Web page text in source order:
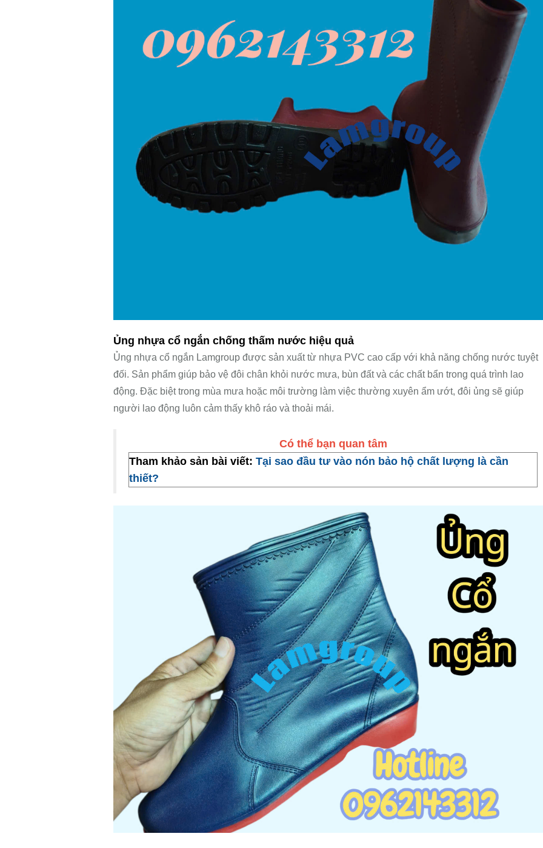
Ủng nhựa cổ ngắn chống thấm nước hiệu quả
Ủng nhựa cổ ngắn Lamgroup được sản xuất từ nhựa PVC cao cấp với khả năng chống nước tuyệt
đối. Sản phẩm giúp bảo vệ đôi chân khỏi nước mưa, bùn đất và các chất bẩn trong quá trình lao
động. Đặc biệt trong mùa mưa hoặc môi trường làm việc thường xuyên ẩm ướt, đôi ủng sẽ giúp
người lao động luôn cảm thấy khô ráo và thoải mái.
Có thể bạn quan tâm
Tham khảo sản bài viết: Tại sao đầu tư vào nón bảo hộ chất lượng là cần
thiết?